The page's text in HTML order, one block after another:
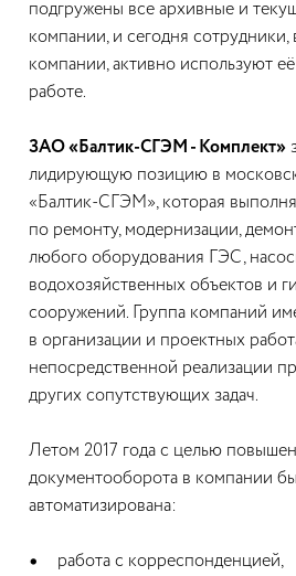
подгружены все архивные и
компании, и сегодня
компании, активно используют
работе.
ЗАО «Балтик-СГЭМ - Комплект»
лидирующую позицию в
«Балтик-СГЭМ», которая
по ремонту, модернизации,
любого оборудования ГЭС,
водохозяйственных объектов и
сооружений. Группа компаний
в организации и проектных
непосредственной реализации
других сопутствующих задач.
Летом 2017 года с целью
документооборота в компании
автоматизирована:
работа с корреспонденцией,